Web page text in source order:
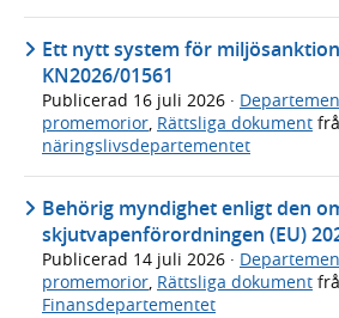
Ett nytt system för
KN2026/01561
Publicerad 16 juli 2026 ·
promemorior, Rättsliga dokument
näringslivsdepartementet
Behörig myndighet enligt den
skjutvapenförordningen (EU)
Publicerad 14 juli 2026 ·
promemorior, Rättsliga dokument
Finansdepartementet